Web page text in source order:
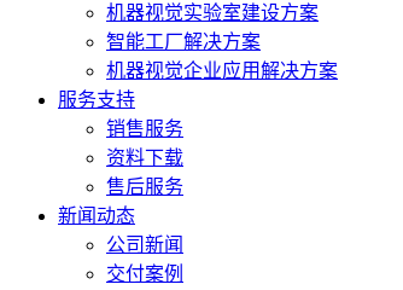
机器视觉实验室建设方案
智能工厂解决方案
机器视觉企业应用解决方案
服务支持
销售服务
资料下载
售后服务
新闻动态
公司新闻
交付案例